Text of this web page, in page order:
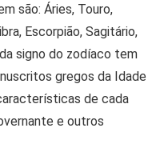
são: Áries, Touro,
Escorpião, Sagitário,
signo do zodíaco tem
gregos da Idade
de cada
e outros